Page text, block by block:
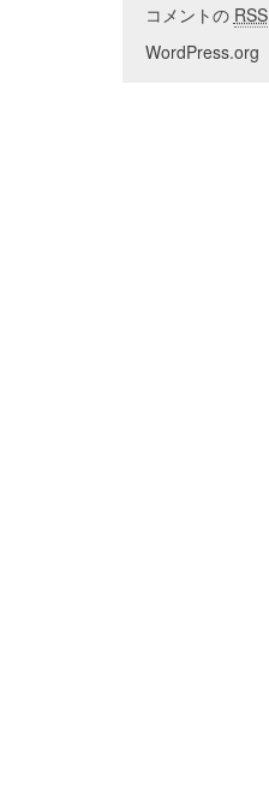
コメントの RSS
WordPress.org